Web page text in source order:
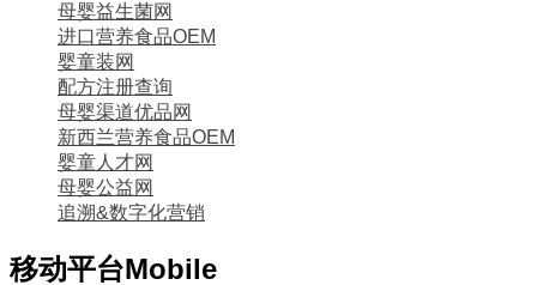
母婴益生菌网
进口营养食品OEM
婴童装网
配方注册查询
母婴渠道优品网
新西兰营养食品OEM
婴童人才网
母婴公益网
追溯&数字化营销
移动平台Mobile